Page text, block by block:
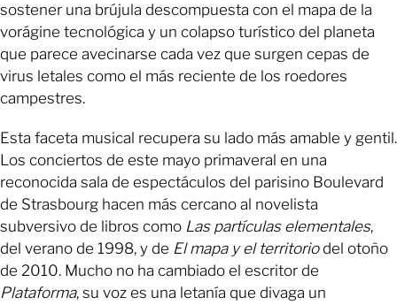
sostener una brújula descompuesta con el mapa de la
vorágine tecnológica y un colapso turístico del planeta
que parece avecinarse cada vez que surgen cepas de
virus letales como el más reciente de los roedores
campestres.
Esta faceta musical recupera su lado más amable y gentil.
Los conciertos de este mayo primaveral en una
reconocida sala de espectáculos del parisino Boulevard
de Strasbourg hacen más cercano al novelista
subversivo de libros como Las partículas elementales,
del verano de 1998, y de El mapa y el territoriodel otoño
de 2010. Mucho no ha cambiado el escritor de
Plataforma, su voz es una letanía que divaga un